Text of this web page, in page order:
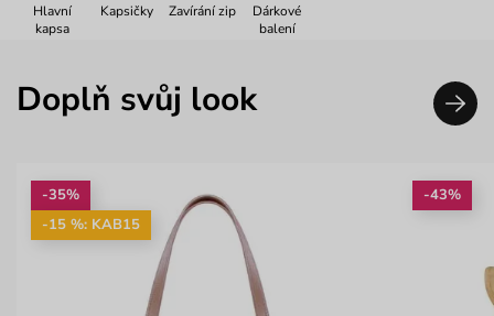
Hlavní
kapsa
Kapsičky Zavírání zip
Dárkové
balení
Doplň svůj look
-35%
-15 %: KAB15
-43%